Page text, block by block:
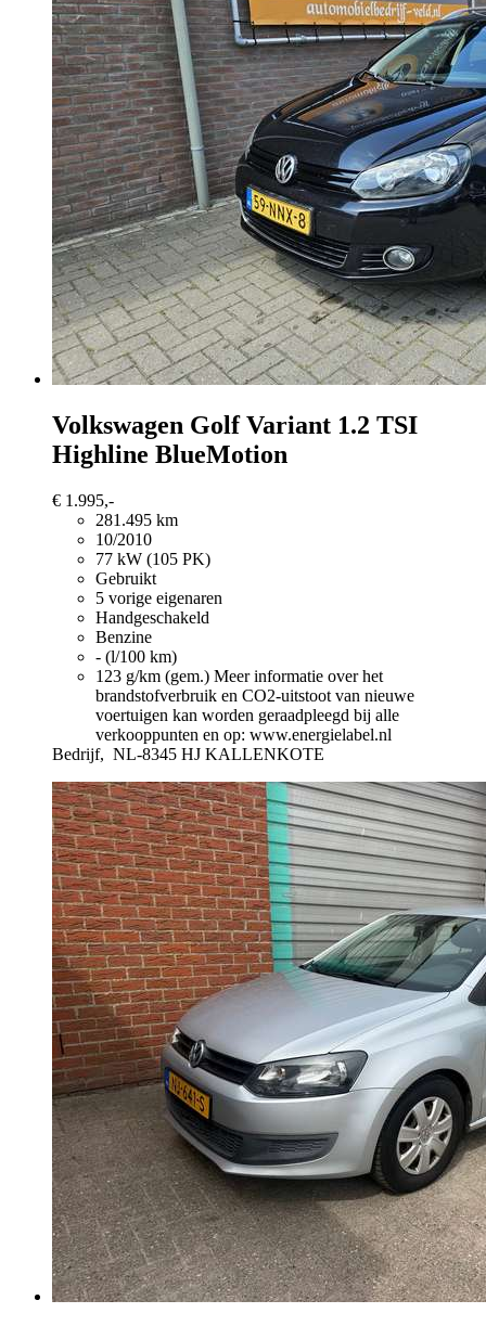
Volkswagen Golf Variant 1.2 TSI
Highline BlueMotion
€ 1.995,-
281.495 km
10/2010
77 kW (105 PK)
Gebruikt
5 vorige eigenaren
Handgeschakeld
Benzine
- (l/100 km)
123 g/km (gem.) Meer informatie over het
brandstofverbruik en CO2-uitstoot van nieuwe
voertuigen kan worden geraadpleegd bij alle
verkooppunten en op: www.energielabel.nl
Bedrijf, NL-8345 HJ KALLENKOTE